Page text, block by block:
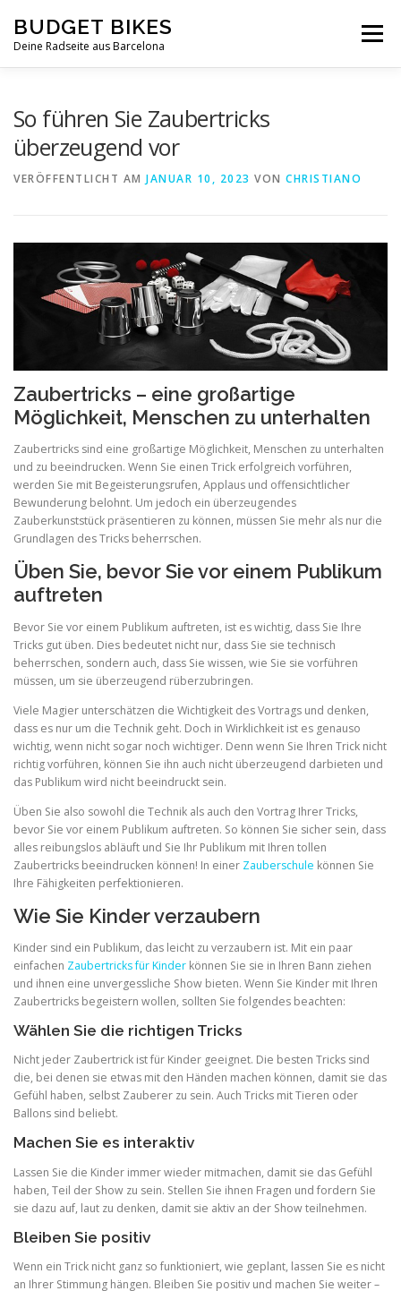
Inhalt
springen
BUDGET BIKES
Deine Radseite aus Barcelona
Menü
So führen Sie Zaubertricks
überzeugend vor
VERÖFFENTLICHT AM JANUAR 10, 2023 VON CHRISTIANO
Zaubertricks – eine großartige
Möglichkeit, Menschen zu unterhalten
Zaubertricks sind eine großartige Möglichkeit, Menschen zu unterhalten
und zu beeindrucken. Wenn Sie einen Trick erfolgreich vorführen,
werden Sie mit Begeisterungsrufen, Applaus und offensichtlicher
Bewunderung belohnt. Um jedoch ein überzeugendes
Zauberkunststück präsentieren zu können, müssen Sie mehr als nur die
Grundlagen des Tricks beherrschen.
Üben Sie, bevor Sie vor einem Publikum
auftreten
Bevor Sie vor einem Publikum auftreten, ist es wichtig, dass Sie Ihre
Tricks gut üben. Dies bedeutet nicht nur, dass Sie sie technisch
beherrschen, sondern auch, dass Sie wissen, wie Sie sie vorführen
müssen, um sie überzeugend rüberzubringen.
Viele Magier unterschätzen die Wichtigkeit des Vortrags und denken,
dass es nur um die Technik geht. Doch in Wirklichkeit ist es genauso
wichtig, wenn nicht sogar noch wichtiger. Denn wenn Sie Ihren Trick nicht
richtig vorführen, können Sie ihn auch nicht überzeugend darbieten und
das Publikum wird nicht beeindruckt sein.
Üben Sie also sowohl die Technik als auch den Vortrag Ihrer Tricks,
bevor Sie vor einem Publikum auftreten. So können Sie sicher sein, dass
alles reibungslos abläuft und Sie Ihr Publikum mit Ihren tollen
Zaubertricks beeindrucken können! In einer Zauberschule können Sie
Ihre Fähigkeiten perfektionieren.
Wie Sie Kinder verzaubern
Kinder sind ein Publikum, das leicht zu verzaubern ist. Mit ein paar
einfachen Zaubertricks für Kinder können Sie sie in Ihren Bann ziehen
und ihnen eine unvergessliche Show bieten. Wenn Sie Kinder mit Ihren
Zaubertricks begeistern wollen, sollten Sie folgendes beachten:
Wählen Sie die richtigen Tricks
Nicht jeder Zaubertrick ist für Kinder geeignet. Die besten Tricks sind
die, bei denen sie etwas mit den Händen machen können, damit sie das
Gefühl haben, selbst Zauberer zu sein. Auch Tricks mit Tieren oder
Ballons sind beliebt.
Machen Sie es interaktiv
Lassen Sie die Kinder immer wieder mitmachen, damit sie das Gefühl
haben, Teil der Show zu sein. Stellen Sie ihnen Fragen und fordern Sie
sie dazu auf, laut zu denken, damit sie aktiv an der Show teilnehmen.
Bleiben Sie positiv
Wenn ein Trick nicht ganz so funktioniert, wie geplant, lassen Sie es nicht
an Ihrer Stimmung hängen. Bleiben Sie positiv und machen Sie weiter –